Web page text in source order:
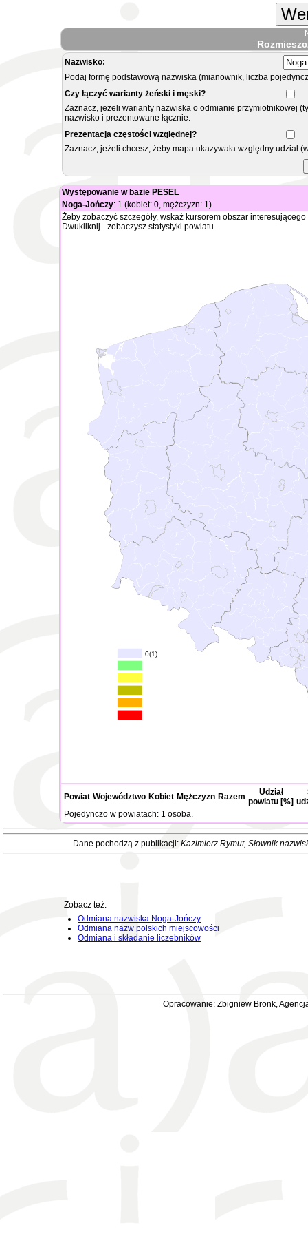
Nazwisko:
Podaj formę podstawową nazwiska (mianownik, liczba
Czy łączyć warianty żeński i męski?
Zaznacz, jeżeli warianty nazwiska o odmianie przymiotnikowej
nazwisko i prezentowane łącznie.
Prezentacja częstości względnej?
Zaznacz, jeżeli chcesz, żeby mapa ukazywała względny
Występowanie w bazie PESEL
Noga-Jończy: 1 (kobiet: 0, mężczyzn: 1)
Żeby zobaczyć szczegóły, wskaż kursorem obszar
Dwukliknij - zobaczysz statystyki powiatu.
0(1)
Powiat Województwo Kobiet Mężczyzn Razem
Udział
powiatu [%]
Pojedynczo w powiatach: 1 osoba.
Dane pochodzą z publikacji: Kazimierz Rymut, Słownik
Zobacz też:
Odmiana nazwiska Noga-Jończy
Odmiana nazw polskich miejscowości
Odmiana i składanie liczebników
Opracowanie: Zbigniew Bronk,